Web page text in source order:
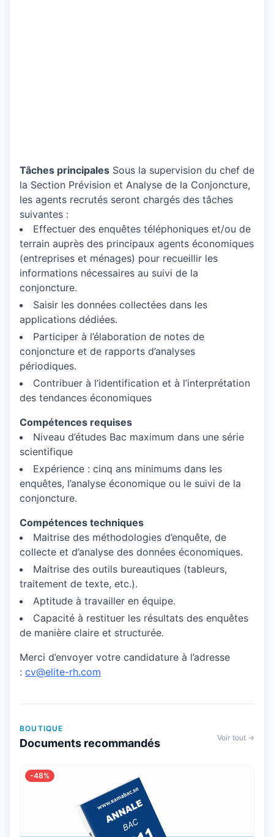
Tâches principales Sous la supervision du chef de
la Section Prévision et Analyse de la Conjoncture,
les agents recrutés seront chargés des tâches
suivantes :
Effectuer des enquêtes téléphoniques et/ou de
terrain auprès des principaux agents économiques
(entreprises et ménages) pour recueillir les
informations nécessaires au suivi de la
conjoncture.
Saisir les données collectées dans les
applications dédiées.
Participer à l’élaboration de notes de
conjoncture et de rapports d’analyses
périodiques.
Contribuer à l’identification et à l’interprétation
des tendances économiques
Compétences requises
Niveau d’études Bac maximum dans une série
scientifique
Expérience : cinq ans minimums dans les
enquêtes, l’analyse économique ou le suivi de la
conjoncture.
Compétences techniques
Maitrise des méthodologies d’enquête, de
collecte et d’analyse des données économiques.
Maitrise des outils bureautiques (tableurs,
traitement de texte, etc.).
Aptitude à travailler en équipe.
Capacité à restituer les résultats des enquêtes
de manière claire et structurée.
Merci d’envoyer votre candidature à l’adresse
: cv@elite-rh.com
BOUTIQUE
Documents recommandés Voir tout →
-48%